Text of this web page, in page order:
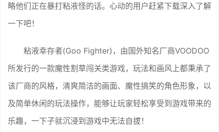
略他们正在暴打粘液怪的话。心动的用户赶紧下载深入了解
一下吧！
粘液幸存者(Goo Fighter)，由国外知名厂商VOODOO
所发行的一款魔性割草闯关类游戏，玩法和画风上都秉承了
该厂商的风格，清爽简洁的画面、魔性搞笑的角色形象，以
及简单休闲的玩法操作，能够让玩家轻松享受到游戏带来的
乐趣，一下子就沉浸到游戏中无法自拔！